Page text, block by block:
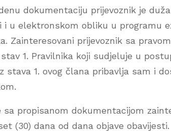
dokumentaciju prijevoznik je
i u elektronskom obliku u programu
Zainteresovani prijevoznik sa
1. Pravilnika koji sudjeluje u
stava 1. ovog člana pribavlja sam i
sa propisanom dokumentacijom
(30) dana od dana objave obavijesti.